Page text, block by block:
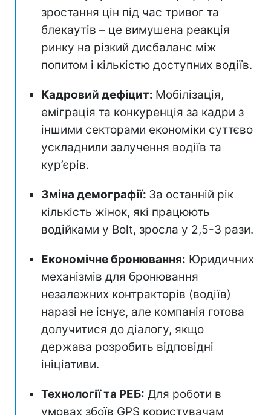
зростання цін під час тривог та
блекаутів – це вимушена реакція
ринку на різкий дисбаланс між
попитом і кількістю доступних водіїв.
Кадровий дефіцит: Мобілізація,
еміграція та конкуренція за кадри з
іншими секторами економіки суттєво
ускладнили залучення водіїв та
кур’єрів.
Зміна демографії: За останній рік
кількість жінок, які працюють
водійками у Bolt, зросла у 2,5-3 рази.
Економічне бронювання: Юридичних
механізмів для бронювання
незалежних контракторів (водіїв)
наразі не існує, але компанія готова
долучитися до діалогу, якщо
держава розробить відповідні
ініціативи.
Технології та РЕБ: Для роботи в
умовах збоїв GPS користувачам